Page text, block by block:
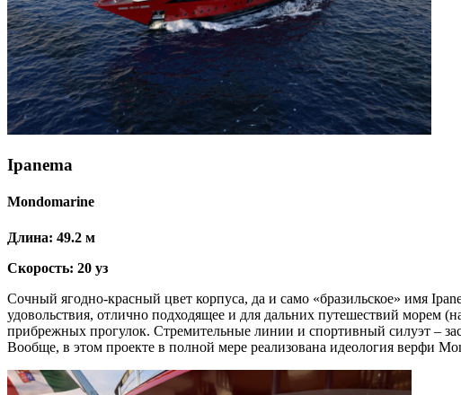
Ipanema
Mondomarine
Длина: 49.2 м
Скорость: 20 уз
Сочный ягодно-красный цвет корпуса, да и само «бразильское» имя
удовольствия, отлично подходящее и для дальних путешествий морем
прибрежных прогулок. Стремительные линии и спортивный силуэт –
Вообще, в этом проекте в полной мере реализована идеология верфи